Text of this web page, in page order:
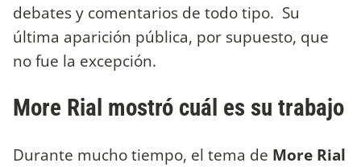
debates y comentarios de todo tipo. Su
última aparición pública, por supuesto, que
no fue la excepción.
More Rial mostró cuál es su trabajo
Durante mucho tiempo, el tema de More Rial